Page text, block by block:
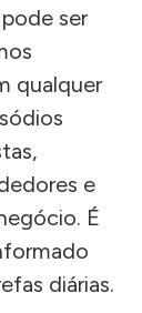
ser
qualquer
e
É
diárias.